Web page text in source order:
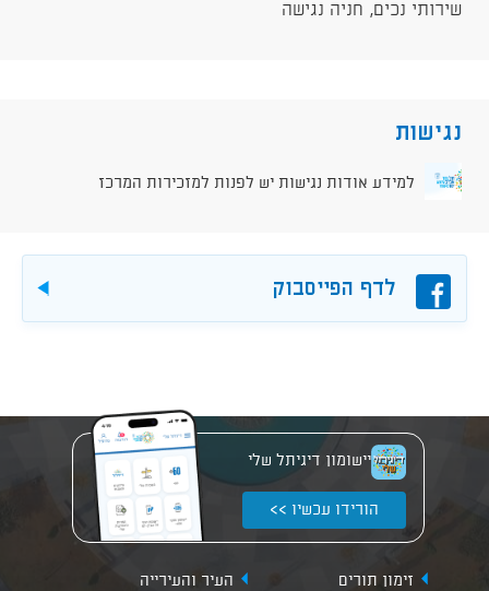
שירותי נכים, חניה נגישה
נגישות
למידע אודות נגישות יש לפנות למזכירות המרכז
פייסבוקלדף הפייסבוק
יישומון דיגיתל שלי
הורידו עכשיו >>
זימון תורים
העיר והעירייה